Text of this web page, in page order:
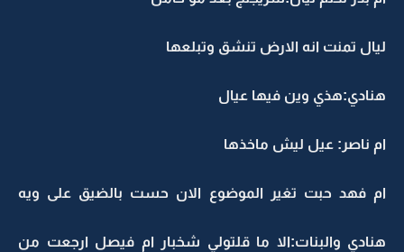
ليال تمنت انه الارض تنشق وتبلعها
هنادي:هذي وين فيها عيال
ام ناصر: عيل ليش ماخذها
ام فهد حبت تغير الموضوع الان حست بالضيق على ويه
هنادي والبنات:الا ما قلتولي شخبار ام فيصل ارجعت من